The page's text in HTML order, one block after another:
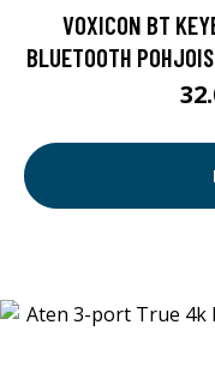
VOXICON BT
BLUETOOTH